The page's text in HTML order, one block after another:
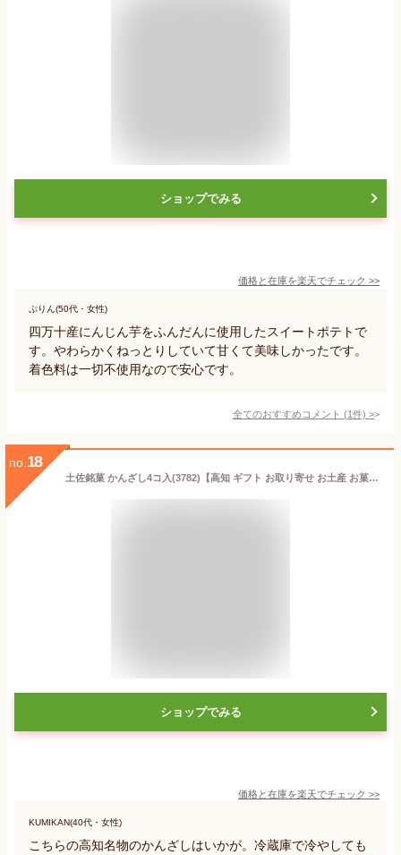
ショップでみる
価格と在庫を楽天でチェック >>
ぷりん(50代・女性)
四万十産にんじん芋をふんだんに使用したスイートポテトで
す。やわらかくねっとりしていて甘くて美味しかったです。
着色料は一切不使用なので安心です。
全てのおすすめコメント (1件) >
no. 18
土佐銘菓 かんざし4コ入(3782)【高知 ギフト お取り寄せ お土産 お菓子 プチギフト プレゼント おみやげ 内祝 スイーツ 土佐 敬老の日 老人会 会社 法人 浜幸 イベント 景品 来店プレゼント】
ショップでみる
価格と在庫を楽天でチェック >>
KUMIKAN(40代・女性)
こちらの高知名物のかんざしはいかが。冷蔵庫で冷やしても